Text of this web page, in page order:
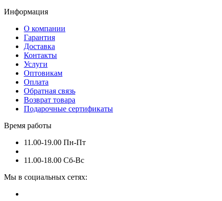
Информация
О компании
Гарантия
Доставка
Контакты
Услуги
Оптовикам
Оплата
Обратная связь
Возврат товара
Подарочные сертификаты
Время работы
11.00-19.00 Пн-Пт
11.00-18.00 Сб-Вс
Мы в социальных сетях: